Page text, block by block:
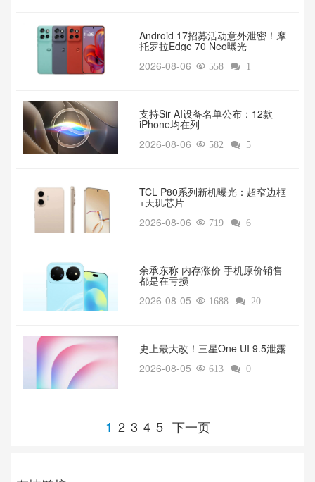
Android 17招募活动意外泄密！摩
托罗拉Edge 70 Neo曝光
2026-08-06  558  1
支持Sir AI设备名单公布：12款
iPhone均在列
2026-08-06  582  5
TCL P80系列新机曝光：超窄边框
+天玑芯片
2026-08-06  719  6
余承东称 内存涨价 手机原价销售
都是在亏损
2026-08-05  1688  20
‌史上最大改！三星One UI 9.5泄露
2026-08-05  613  0
1 2 3 4 5 下一页